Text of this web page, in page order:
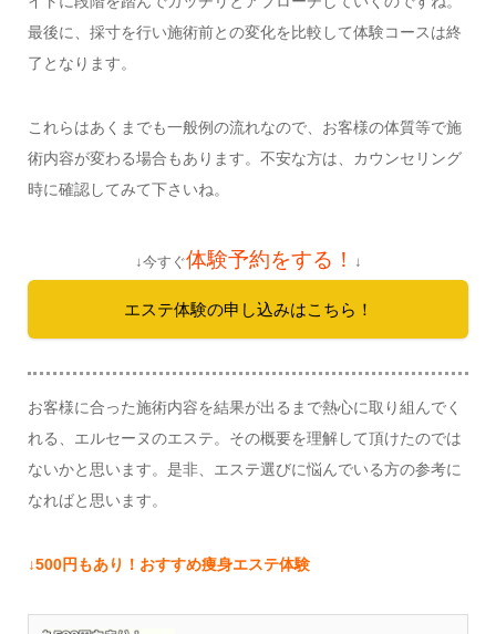
最後に、採寸を行い施術前との変化を比較して体験コースは終
了となります。
これらはあくまでも一般例の流れなので、お客様の体質等で施
術内容が変わる場合もあります。不安な方は、カウンセリング
時に確認してみて下さいね。
↓今すぐ体験予約をする！ ↓
エステ体験の申し込みはこちら！
お客様に合った施術内容を結果が出るまで熱心に取り組んでく
れる、エルセーヌのエステ。その概要を理解して頂けたのでは
ないかと思います。是非、エステ選びに悩んでいる方の参考に
なればと思います。
↓500円もあり！おすすめ痩身エステ体験